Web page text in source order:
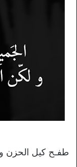
طفـح كيل الحزن